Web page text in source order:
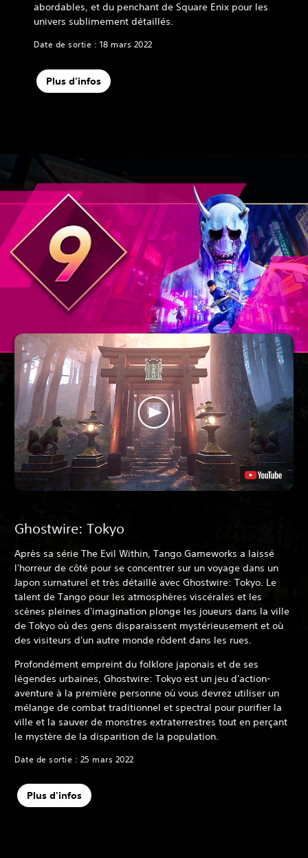
abordables, et du penchant de Square Enix pour les
univers sublimement détaillés.
Date de sortie : 18 mars 2022
Plus d'infos
Ghostwire: Tokyo
Après sa série The Evil Within, Tango Gameworks a laissé
l'horreur de côté pour se concentrer sur un voyage dans un
Japon surnaturel et très détaillé avec Ghostwire: Tokyo. Le
talent de Tango pour les atmosphères viscérales et les
scènes pleines d'imagination plonge les joueurs dans la ville
de Tokyo où des gens disparaissent mystérieusement et où
des visiteurs d'un autre monde rôdent dans les rues.
Profondément empreint du folklore japonais et de ses
légendes urbaines, Ghostwire: Tokyo est un jeu d'action-
aventure à la première personne où vous devrez utiliser un
mélange de combat traditionnel et spectral pour purifier la
ville et la sauver de monstres extraterrestres tout en perçant
le mystère de la disparition de la population.
Date de sortie : 25 mars 2022
Plus d'infos